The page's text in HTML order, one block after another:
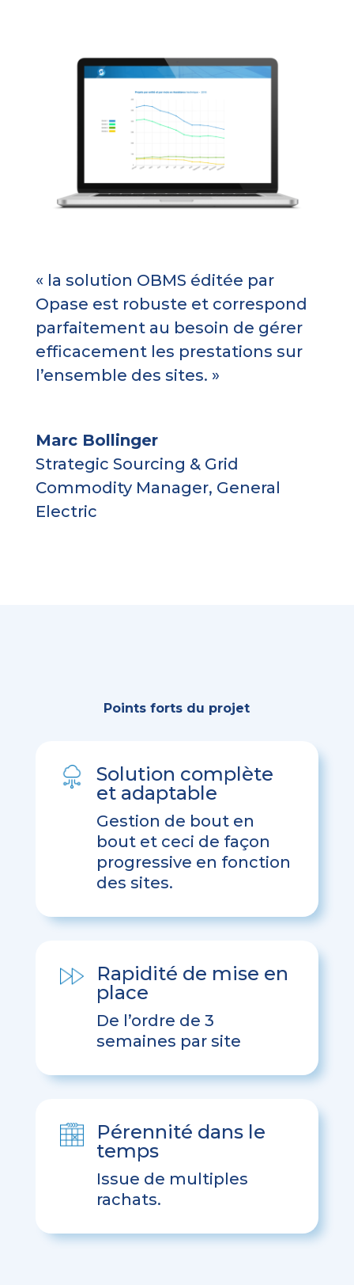
« la solution OBMS éditée par
Opase est robuste et correspond
parfaitement au besoin de gérer
efficacement les prestations sur
l’ensemble des sites. »
Marc Bollinger
Strategic Sourcing & Grid
Commodity Manager, General
Electric
Points forts du projet
Solution complète
et adaptable
Gestion de bout en
bout et ceci de façon
progressive en fonction
des sites.
Rapidité de mise en
place
De l’ordre de 3
semaines par site
Pérennité dans le
temps
Issue de multiples
rachats.